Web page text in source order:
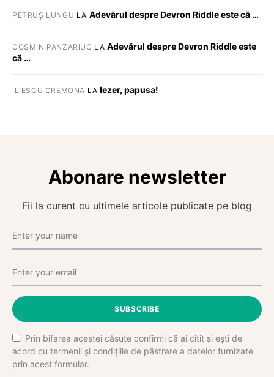
PETRUȘ LUNGU LA Adevărul despre Devron Riddle este că …
COSMIN PANZARIUC LA Adevărul despre Devron Riddle este
că …
ILIESCU CREMONA LA Iezer, papusa!
Abonare newsletter
Fii la curent cu ultimele articole publicate pe blog
SUBSCRIBE
Prin bifarea acestei căsuțe confirmi că ai citit și ești de
acord cu termenii și condițiile de păstrare a datelor furnizate
prin acest formular.